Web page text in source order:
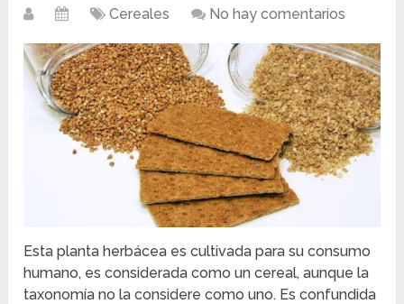
Cereales No hay comentarios
Esta planta herbácea es cultivada para su consumo
humano, es considerada como un cereal, aunque la
taxonomía no la considere como uno. Es confundida